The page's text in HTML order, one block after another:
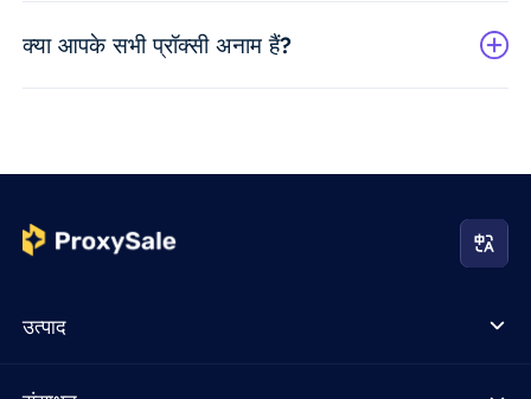
क्या आपके सभी प्रॉक्सी अनाम हैं?
उत्पाद